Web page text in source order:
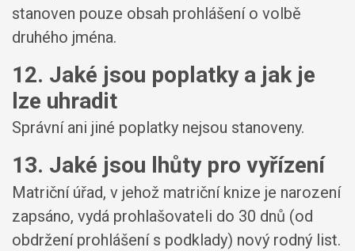
stanoven pouze obsah prohlášení o volbě
druhého jména.
12. Jaké jsou poplatky a jak je
lze uhradit
Správní ani jiné poplatky nejsou stanoveny.
13. Jaké jsou lhůty pro vyřízení
Matriční úřad, v jehož matriční knize je narození
zapsáno, vydá prohlašovateli do 30 dnů (od
obdržení prohlášení s podklady) nový rodný list.